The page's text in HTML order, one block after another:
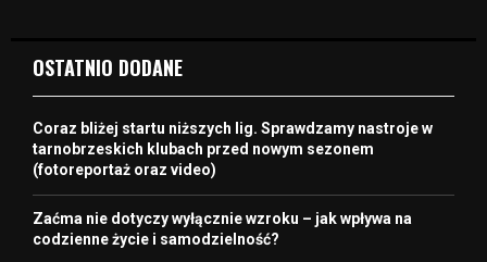
OSTATNIO DODANE
Coraz bliżej startu niższych lig. Sprawdzamy nastroje w
tarnobrzeskich klubach przed nowym sezonem
(fotoreportaż oraz video)
Zaćma nie dotyczy wyłącznie wzroku – jak wpływa na
codzienne życie i samodzielność?